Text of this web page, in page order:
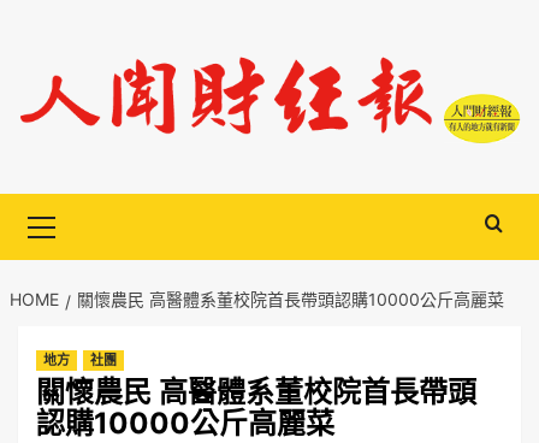
content
Menu
HOME 關懷農民 高醫體系董校院首長帶頭認購10000公斤高麗菜
地方 社團
關懷農民 高醫體系董校院首長帶頭
認購10000公斤高麗菜